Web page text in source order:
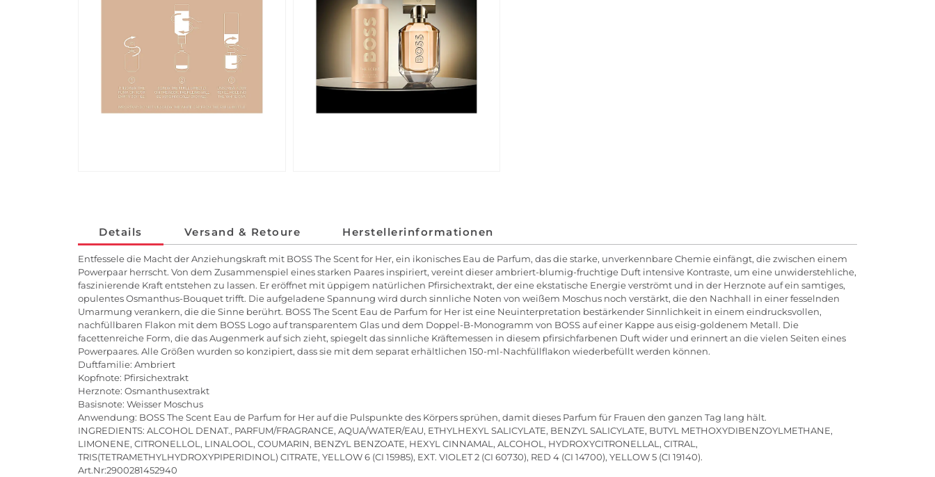
Details Versand & Retoure Herstellerinformationen
Entfessele die Macht der Anziehungskraft mit BOSS The Scent for Her, ein ikonisches Eau de Parfum, das die starke, unverkennbare Chemie einfängt, die zwischen einem
Powerpaar herrscht. Von dem Zusammenspiel eines starken Paares inspiriert, vereint dieser ambriert-blumig-fruchtige Duft intensive Kontraste, um eine unwiderstehliche,
faszinierende Kraft entstehen zu lassen. Er eröffnet mit üppigem natürlichen Pfirsichextrakt, der eine ekstatische Energie verströmt und in der Herznote auf ein samtiges,
opulentes Osmanthus-Bouquet trifft. Die aufgeladene Spannung wird durch sinnliche Noten von weißem Moschus noch verstärkt, die den Nachhall in einer fesselnden
Umarmung verankern, die die Sinne berührt. BOSS The Scent Eau de Parfum for Her ist eine Neuinterpretation bestärkender Sinnlichkeit in einem eindrucksvollen,
nachfüllbaren Flakon mit dem BOSS Logo auf transparentem Glas und dem Doppel-B-Monogramm von BOSS auf einer Kappe aus eisig-goldenem Metall. Die
facettenreiche Form, die das Augenmerk auf sich zieht, spiegelt das sinnliche Kräftemessen in diesem pfirsichfarbenen Duft wider und erinnert an die vielen Seiten eines
Powerpaares. Alle Größen wurden so konzipiert, dass sie mit dem separat erhältlichen 150-ml-Nachfüllflakon wiederbefüllt werden können.
Duftfamilie: Ambriert
Kopfnote: Pfirsichextrakt
Herznote: Osmanthusextrakt
Basisnote: Weisser Moschus
Anwendung: BOSS The Scent Eau de Parfum for Her auf die Pulspunkte des Körpers sprühen, damit dieses Parfum für Frauen den ganzen Tag lang hält.
INGREDIENTS: ALCOHOL DENAT., PARFUM/FRAGRANCE, AQUA/WATER/EAU, ETHYLHEXYL SALICYLATE, BENZYL SALICYLATE, BUTYL METHOXYDIBENZOYLMETHANE,
LIMONENE, CITRONELLOL, LINALOOL, COUMARIN, BENZYL BENZOATE, HEXYL CINNAMAL, ALCOHOL, HYDROXYCITRONELLAL, CITRAL,
TRIS(TETRAMETHYLHYDROXYPIPERIDINOL) CITRATE, YELLOW 6 (CI 15985), EXT. VIOLET 2 (CI 60730), RED 4 (CI 14700), YELLOW 5 (CI 19140).
Art.Nr:2900281452940